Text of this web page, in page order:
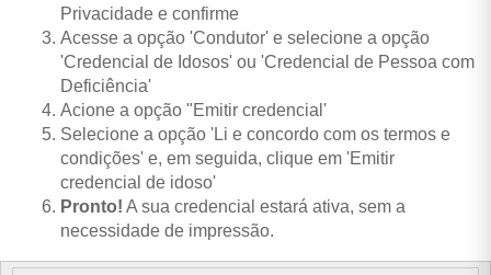
Privacidade e confirme
Acesse a opção 'Condutor' e selecione a opção
'Credencial de Idosos' ou 'Credencial de Pessoa com
Deficiência'
Acione a opção "Emitir credencial'
Selecione a opção 'Li e concordo com os termos e
condições' e, em seguida, clique em 'Emitir
credencial de idoso'
Pronto! A sua credencial estará ativa, sem a
necessidade de impressão.